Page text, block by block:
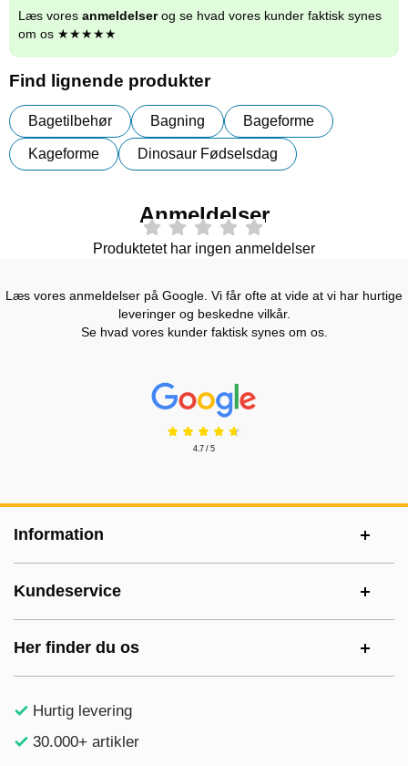
Læs vores anmeldelserog se hvad vores kunder faktisk synes
om os ★★★★★
Find lignende produkter
Bagetilbehør Bagning Bageforme
Kageforme Dinosaur Fødselsdag
Anmeldelser
Produktetet har ingen anmeldelser
Læs vores anmeldelser på Google. Vi får ofte at vide at vi har hurtige
leveringer og beskedne vilkår.
Se hvad vores kunder faktisk synes om os.
Prisjakt Anmeldelser: 4.7 Stjerne
4.7 / 5
Information
Kundeservice
Her finder du os
Hurtig levering
30.000+ artikler